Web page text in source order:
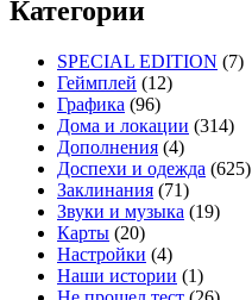
Категории
SPECIAL EDITION (7)
Геймплей (12)
Графика (96)
Дома и локации (314)
Дополнения (4)
Доспехи и одежда (625)
Заклинания (71)
Звуки и музыка (19)
Карты (20)
Настройки (4)
Наши истории (1)